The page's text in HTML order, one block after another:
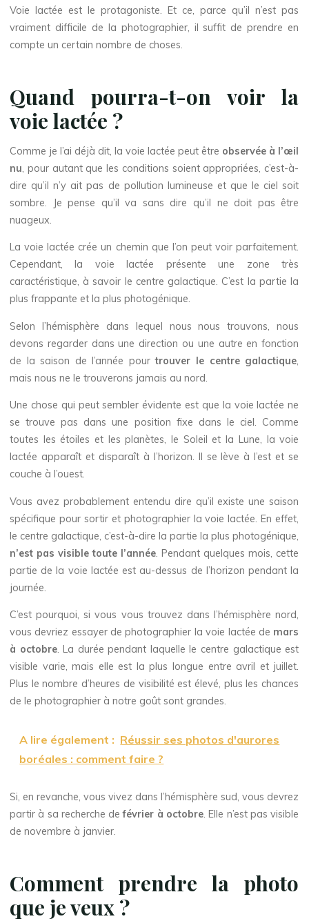
Voie lactée est le protagoniste. Et ce, parce qu’il n’est pas
vraiment difficile de la photographier, il suffit de prendre en
compte un certain nombre de choses.
Quand pourra-t-on voir la
voie lactée ?
Comme je l’ai déjà dit, la voie lactée peut être observée à l’œil
nu, pour autant que les conditions soient appropriées, c’est-à-
dire qu’il n’y ait pas de pollution lumineuse et que le ciel soit
sombre. Je pense qu’il va sans dire qu’il ne doit pas être
nuageux.
La voie lactée crée un chemin que l’on peut voir parfaitement.
Cependant, la voie lactée présente une zone très
caractéristique, à savoir le centre galactique. C’est la partie la
plus frappante et la plus photogénique.
Selon l’hémisphère dans lequel nous nous trouvons, nous
devons regarder dans une direction ou une autre en fonction
de la saison de l’année pourtrouver le centre galactique,
mais nous ne le trouverons jamais au nord.
Une chose qui peut sembler évidente est que la voie lactée ne
se trouve pas dans une position fixe dans le ciel. Comme
toutes les étoiles et les planètes, le Soleil et la Lune, la voie
lactée apparaît et disparaît à l’horizon. Il se lève à l’est et se
couche à l’ouest.
Vous avez probablement entendu dire qu’il existe une saison
spécifique pour sortir et photographier la voie lactée. En effet,
le centre galactique, c’est-à-dire la partie la plus photogénique,
n’est pas visible toute l’année . Pendant quelques mois, cette
partie de la voie lactée est au-dessus de l’horizon pendant la
journée.
C’est pourquoi, si vous vous trouvez dans l’hémisphère nord,
vous devriez essayer de photographier la voie lactée de mars
à octobre. La durée pendant laquelle le centre galactique est
visible varie, mais elle est la plus longue entre avril et juillet.
Plus le nombre d’heures de visibilité est élevé, plus les chances
de le photographier à notre goût sont grandes.
A lire également : Réussir ses photos d'aurores
boréales : comment faire ?
Si, en revanche, vous vivez dans l’hémisphère sud, vous devrez
partir à sa recherche defévrier à octobre . Elle n’est pas visible
de novembre à janvier.
Comment prendre la photo
que je veux ?